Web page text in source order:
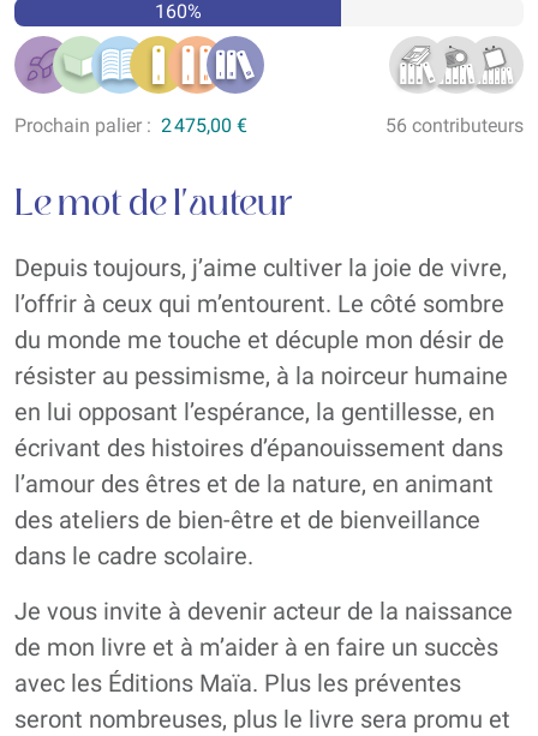
160%
Prochain palier : 2 475,00 € 56 contributeurs
Le mot de l'auteur
Depuis toujours, j’aime cultiver la joie de vivre,
l’offrir à ceux qui m’entourent. Le côté sombre
du monde me touche et décuple mon désir de
résister au pessimisme, à la noirceur humaine
en lui opposant l’espérance, la gentillesse, en
écrivant des histoires d’épanouissement dans
l’amour des êtres et de la nature, en animant
des ateliers de bien-être et de bienveillance
dans le cadre scolaire.
Je vous invite à devenir acteur de la naissance
de mon livre et à m’aider à en faire un succès
avec les Éditions Maïa. Plus les préventes
seront nombreuses, plus le livre sera promu et